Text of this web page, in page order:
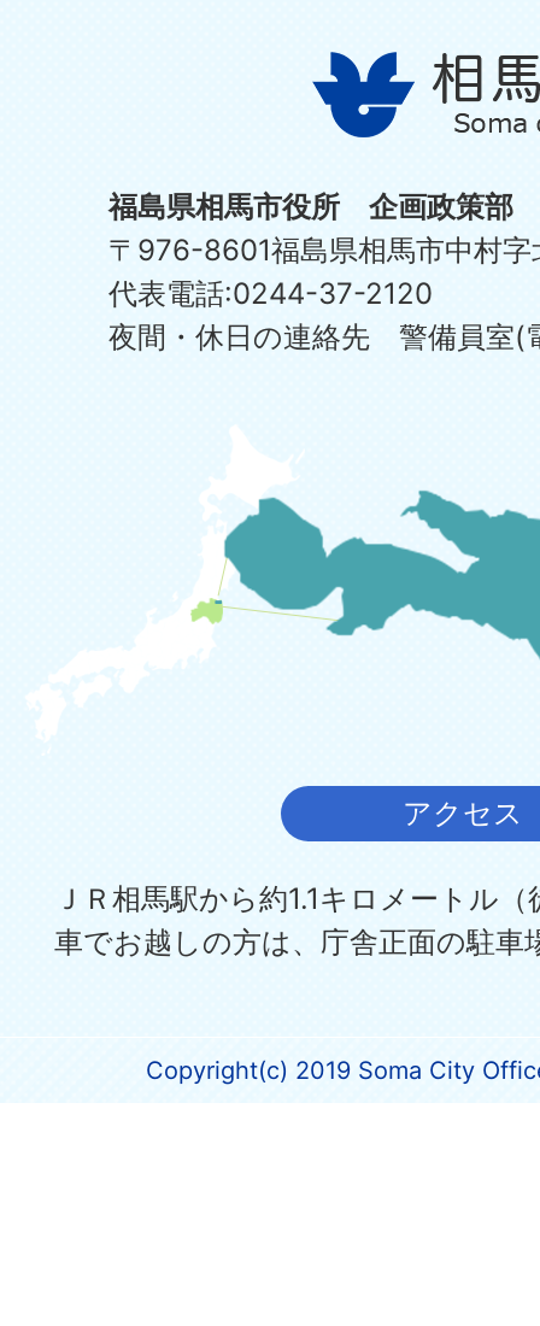
福島県相馬市役所 企画政策部
〒976-8601福島県相馬市中村
代表電話:0244-37-2120
夜間・休日の連絡先 警備員室
アクセス
ＪＲ相馬駅から約1.1キロメートル
車でお越しの方は、庁舎正面の駐車
Copyright(c) 2019 Soma City